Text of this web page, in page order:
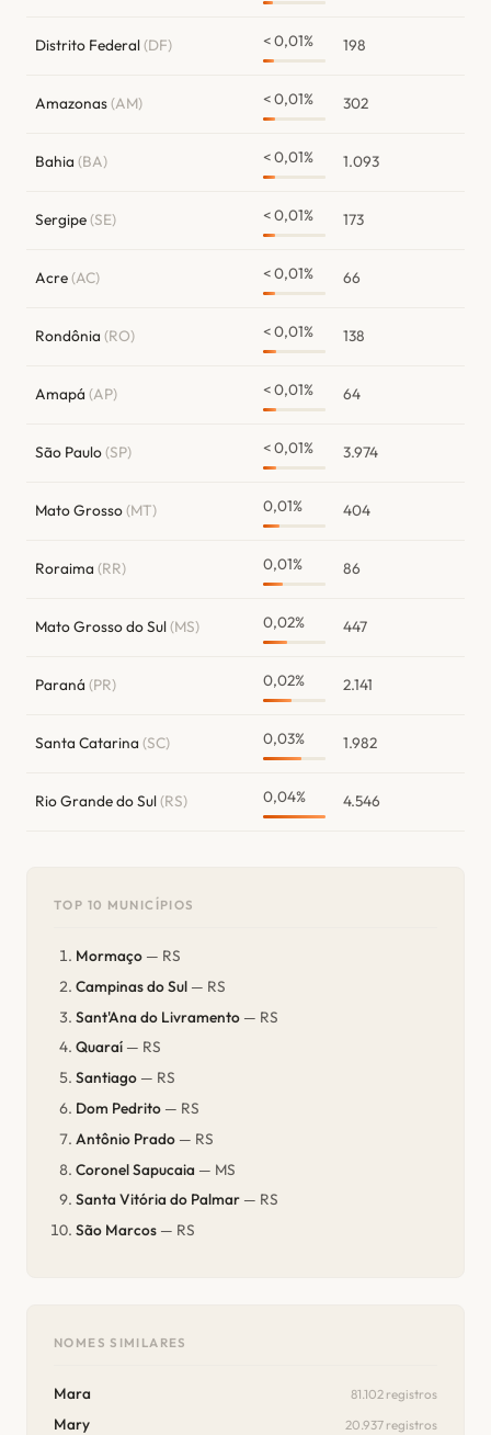
Distrito Federal(DF) < 0,01% 198
Amazonas(AM) < 0,01% 302
Bahia (BA) < 0,01% 1.093
Sergipe(SE) < 0,01% 173
Acre(AC) < 0,01% 66
Rondônia (RO) < 0,01% 138
Amapá (AP) < 0,01% 64
São Paulo(SP) < 0,01% 3.974
Mato Grosso(MT) 0,01% 404
Roraima (RR) 0,01% 86
Mato Grosso do Sul(MS) 0,02% 447
Paraná (PR) 0,02% 2.141
Santa Catarina (SC) 0,03% 1.982
Rio Grande do Sul(RS) 0,04% 4.546
TOP 10 MUNICÍPIOS
Mormaço — RS
Campinas do Sul — RS
Sant'Ana do Livramento — RS
Quaraí — RS
Santiago — RS
Dom Pedrito — RS
Antônio Prado — RS
Coronel Sapucaia — MS
Santa Vitória do Palmar — RS
São Marcos — RS
NOMES SIMILARES
Mara 81.102 registros
Mary 20.937 registros